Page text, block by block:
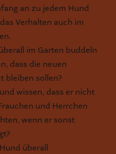
an zu jedem Hund
Verhalten auch im
im Garten buddeln
dass die neuen
bleiben sollen?
wissen, dass er nicht
und Herrchen
wenn er sonst
überall